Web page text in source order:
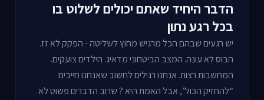
הדבר היחיד שאתם יכולים לשלוט בו
בכל רגע נתון
יש רגעים שבהם הכל מרגיש מחוץ לשליטה - הפקק לא זז.
הבוס לא עונה. המצב הביטחוני מדאיג. הילדים צועקים.
המחשבות רצות. אנחנו רגילים לחשוב שאנחנו חייבים
“להחזיק הכול”, אבל האמת היא ? שרוב הדברים פשוט לא